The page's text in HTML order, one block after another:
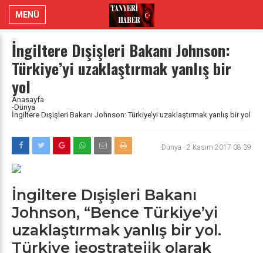
MENÜ
İngiltere Dışişleri Bakanı Johnson:
Türkiye’yi uzaklaştırmak yanlış bir
yol
Anasayfa
-Dünya
İngiltere Dışişleri Bakanı Johnson: Türkiye’yi uzaklaştırmak yanlış bir yol
-Dünya - 2 Kasım 2017 08:39
İngiltere Dışişleri Bakanı
Johnson, “Bence Türkiye’yi
uzaklaştırmak yanlış bir yol.
Türkiye jeostratejik olarak